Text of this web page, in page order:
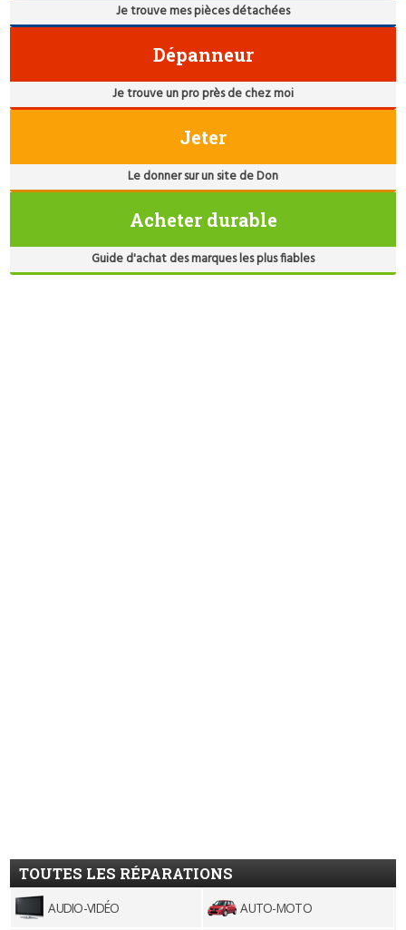
Je trouve mes pièces détachées
Dépanneur
Je trouve un pro près de chez moi
Jeter
Le donner sur un site de Don
Acheter durable
Guide d'achat des marques les plus fiables
TOUTES LES RÉPARATIONS
AUDIO-VIDÉO AUTO-MOTO